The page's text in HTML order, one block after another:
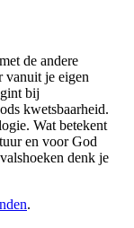
de andere
vanuit je eigen
bij
kwetsbaarheid.
Wat betekent
en voor God
denk je
.